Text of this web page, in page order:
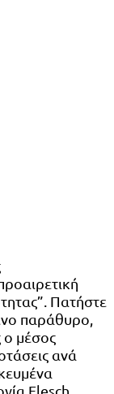
Πατήστε
παράθυρο,
ο μέσος
ανά
Flesch